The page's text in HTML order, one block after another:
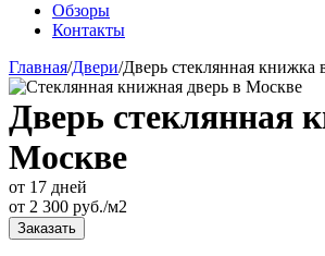
Обзоры
Контакты
Главная/Двери/Дверь стеклянная книжка
Дверь стеклянная
Москве
от 17 дней
от 2 300 руб./м2
Заказать